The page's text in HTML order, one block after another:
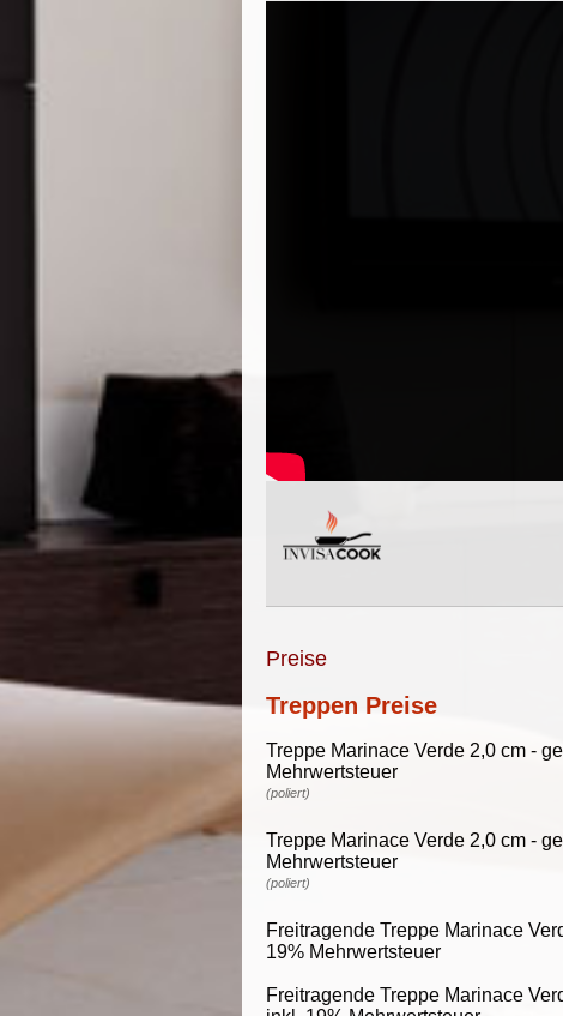
Preise
Treppen Preise
Treppe Marinace Verde 2,0 cm -
Mehrwertsteuer
(poliert)
Treppe Marinace Verde 2,0 cm -
Mehrwertsteuer
(poliert)
Freitragende Treppe Marinace
19% Mehrwertsteuer
Freitragende Treppe Marinace